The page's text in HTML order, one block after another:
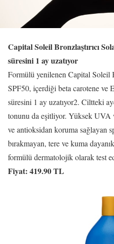
Capital Soleil Bronzlaştırıcı
süresini 1 ay uzatıyor
Formülü yenilenen Capital Soleil
SPF50, içerdiği beta carotene ve
süresini 1 ay uzatıyor2. Ciltteki
tonunu da eşitliyor. Yüksek
ve antioksidan koruma sağlayan
bırakmayan, tere ve kuma
formülü dermatolojik olarak test
Fiyat: 419.90 TL